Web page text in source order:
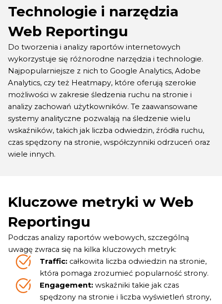
Technologie i narzędzia
Web Reportingu
Do tworzenia i analizy raportów internetowych
wykorzystuje się różnorodne narzędzia i technologie.
Najpopularniejsze z nich to Google Analytics, Adobe
Analytics, czy też Heatmapy, które oferują szerokie
możliwości w zakresie śledzenia ruchu na stronie i
analizy zachowań użytkowników. Te zaawansowane
systemy analityczne pozwalają na śledzenie wielu
wskaźników, takich jak liczba odwiedzin, źródła ruchu,
czas spędzony na stronie, współczynniki odrzuceń oraz
wiele innych.
Kluczowe metryki w Web
Reportingu
Podczas analizy raportów webowych, szczególną
uwagę zwraca się na kilka kluczowych metryk:
Traffic: całkowita liczba odwiedzin na stronie,
która pomaga zrozumieć popularność strony.
Engagement: wskaźniki takie jak czas
spędzony na stronie i liczba wyświetleń strony,